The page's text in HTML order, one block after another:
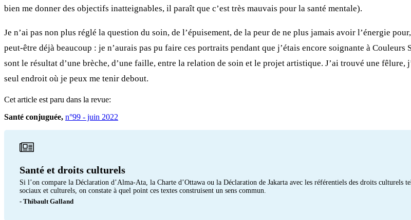
bien me donner des objectifs inatteignables, il paraît que c’est très mauvais pour la santé mentale).
Je n’ai pas non plus réglé la question du soin, de l’épuisement, de la peur de ne plus jamais avoir l’énergie
peut-être déjà beaucoup : je n’aurais pas pu faire ces portraits pendant que j’étais encore soignante à
sont le résultat d’une brèche, d’une faille, entre la relation de soin et le projet artistique. J’ai trouvé une
seul endroit où je peux me tenir debout.
Cet article est paru dans la revue:
Santé conjuguée, n°99 - juin 2022
Santé et droits culturels
Si l’on compare la Déclaration d’Alma-Ata, la Charte d’Ottawa ou la Déclaration de Jakarta avec les référentiels des droits
sociaux et culturels, on constate à quel point ces textes construisent un sens commun.
- Thibault Galland